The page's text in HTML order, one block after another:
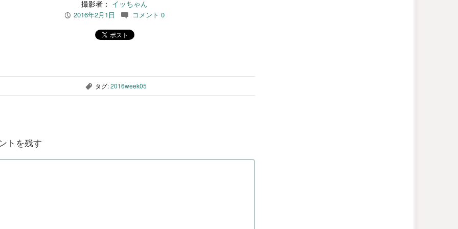
撮影者： イッちゃん
P 2016年2月1日 c コメント 0
, タグ:2016week05
トを残す